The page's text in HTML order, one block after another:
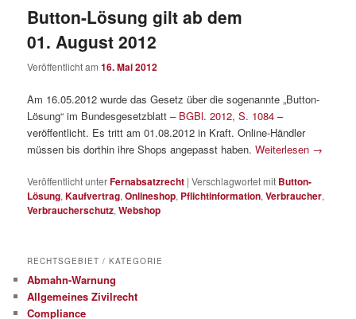
Button-Lösung gilt ab dem
01. August 2012
Veröffentlicht am16. Mai 2012
Am 16.05.2012 wurde das Gesetz über die sogenannte „Button-
Lösung“ im Bundesgesetzblatt – BGBl. 2012, S. 1084 –
veröffentlicht. Es tritt am 01.08.2012 in Kraft. Online-Händler
müssen bis dorthin ihre Shops angepasst haben.Weiterlesen →
Veröffentlicht unterFernabsatzrecht |Verschlagwortet mit Button-
Lösung,Kaufvertrag,Onlineshop, Pflichtinformation,Verbraucher,
Verbraucherschutz,Webshop
RECHTSGEBIET / KATEGORIE
Abmahn-Warnung
Allgemeines Zivilrecht
Compliance